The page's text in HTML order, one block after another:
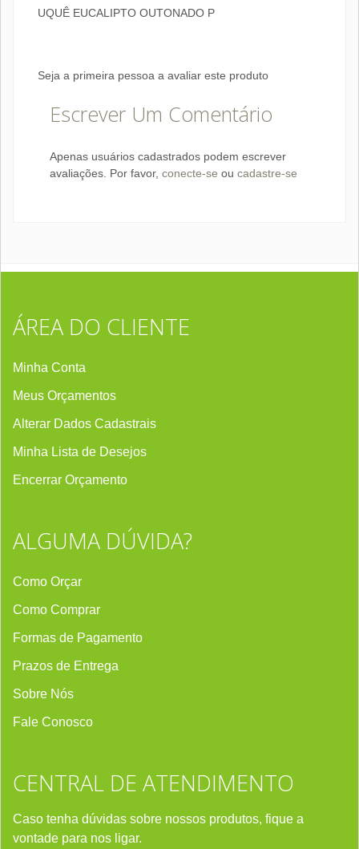
UQUÊ EUCALIPTO OUTONADO P
Seja a primeira pessoa a avaliar este produto
Escrever Um Comentário
Apenas usuários cadastrados podem escrever
avaliações. Por favor, conecte-se ou cadastre-se
ÁREA DO CLIENTE
Minha Conta
Meus Orçamentos
Alterar Dados Cadastrais
Minha Lista de Desejos
Encerrar Orçamento
ALGUMA DÚVIDA?
Como Orçar
Como Comprar
Formas de Pagamento
Prazos de Entrega
Sobre Nós
Fale Conosco
CENTRAL DE ATENDIMENTO
Caso tenha dúvidas sobre nossos produtos, fique a
vontade para nos ligar.